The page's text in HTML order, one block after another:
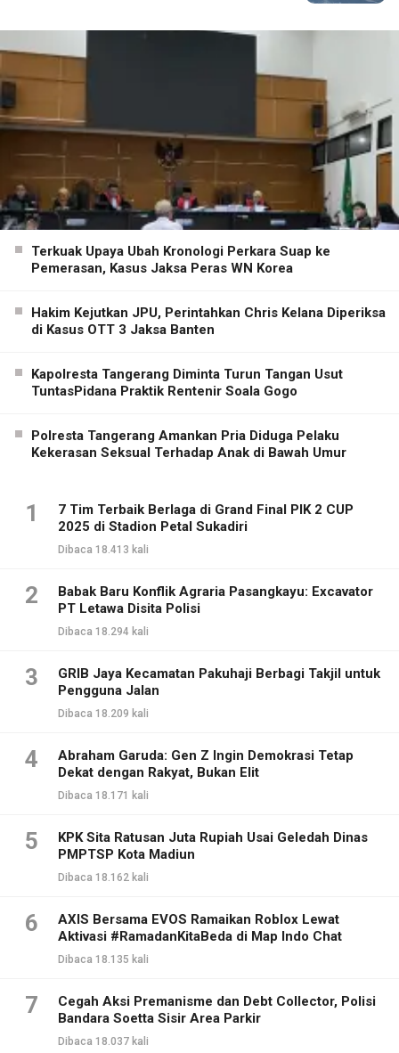
Terkuak Upaya Ubah Kronologi Perkara Suap ke
Pemerasan, Kasus Jaksa Peras WN Korea
Hakim Kejutkan JPU, Perintahkan Chris Kelana Diperiksa
di Kasus OTT 3 Jaksa Banten
Kapolresta Tangerang Diminta Turun Tangan Usut
TuntasPidana Praktik Rentenir Soala Gogo
Polresta Tangerang Amankan Pria Diduga Pelaku
Kekerasan Seksual Terhadap Anak di Bawah Umur
1
7 Tim Terbaik Berlaga di Grand Final PIK 2 CUP
2025 di Stadion Petal Sukadiri
Dibaca 18.413 kali
2
Babak Baru Konflik Agraria Pasangkayu: Excavator
PT Letawa Disita Polisi
Dibaca 18.294 kali
3
GRIB Jaya Kecamatan Pakuhaji Berbagi Takjil untuk
Pengguna Jalan
Dibaca 18.209 kali
4
Abraham Garuda: Gen Z Ingin Demokrasi Tetap
Dekat dengan Rakyat, Bukan Elit
Dibaca 18.171 kali
5
KPK Sita Ratusan Juta Rupiah Usai Geledah Dinas
PMPTSP Kota Madiun
Dibaca 18.162 kali
6
AXIS Bersama EVOS Ramaikan Roblox Lewat
Aktivasi #RamadanKitaBeda di Map Indo Chat
Dibaca 18.135 kali
7
Cegah Aksi Premanisme dan Debt Collector, Polisi
Bandara Soetta Sisir Area Parkir
Dibaca 18.037 kali